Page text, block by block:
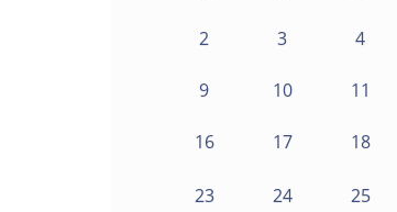
2 3 4
9 10 11
16 17 18
23 24 25